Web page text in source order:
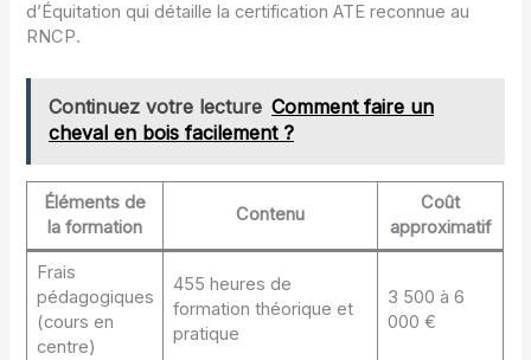
d’Équitation qui détaille la certification ATE reconnue au
RNCP.
Continuez votre lecture Comment faire un
cheval en bois facilement ?
Éléments de
la formation
Contenu
Coût
approximatif
Frais
pédagogiques
(cours en
centre)
455 heures de
formation théorique et
pratique
3 500 à 6
000 €